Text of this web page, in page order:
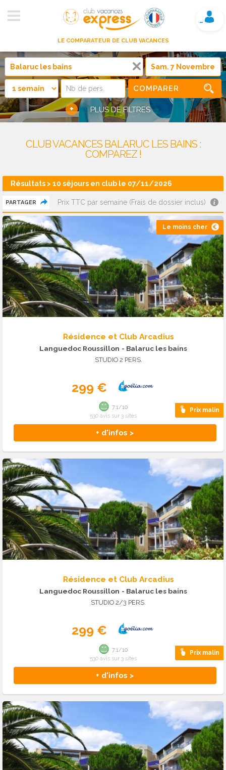
LE COMPARATEUR DE CLUB VACANCES
Mon compte
COMPARER
+ PLUS DE FILTRES
CLUB VACANCES BALARUC LES BAINS :
COMPAREZ !
Résultats > 10 séjours en club le 07/11/2026
PARTAGER Prix TTC par semaine (Frais de dossier inclus)
Le moins cher
Résidence et Club Arcadius
Languedoc Roussillon - Balaruc les bains
STUDIO 2 PERS.
299 €
Prix malin
+ d'infos >
7.1/10
530 avis sur 3 sites
Résidence et Club Arcadius
Languedoc Roussillon - Balaruc les bains
STUDIO 2/3 PERS.
299 €
Prix malin
+ d'infos >
7.1/10
530 avis sur 3 sites